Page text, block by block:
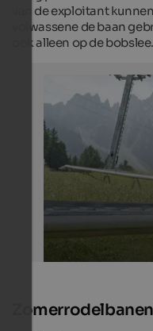
Funbob in Innichen
The first summer
hiking area 3
tobogganing fun.
Tschurtschenthaler
van de exploitant kunnen
volwassene de baan
ook alleen op de bobslee.